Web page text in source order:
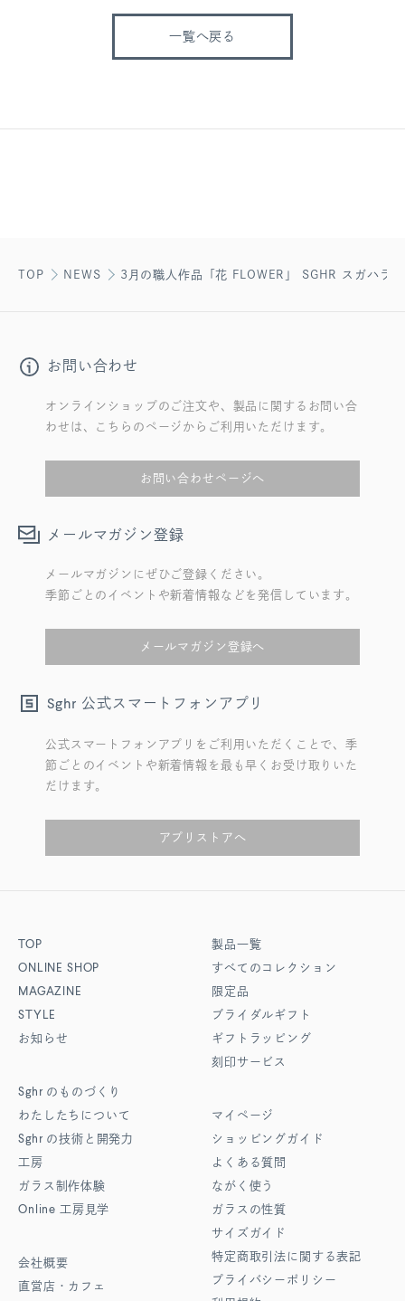
一覧へ戻る
TOP NEWS 3月の職人作品「花 FLOWER」 SGHR スガハラ
お問い合わせ
オンラインショップのご注文や、製品に関するお問い合
わせは、こちらのページからご利用いただけます。
お問い合わせページへ
メールマガジン登録
メールマガジンにぜひご登録ください。
季節ごとのイベントや新着情報などを発信しています。
メールマガジン登録へ
Sghr 公式スマートフォンアプリ
公式スマートフォンアプリをご利用いただくことで、季
節ごとのイベントや新着情報を最も早くお受け取りいた
だけます。
アプリストアへ
TOP
ONLINE SHOP
MAGAZINE
STYLE
お知らせ
Sghr のものづくり
わたしたちについて
Sghr の技術と開発力
工房
ガラス制作体験
Online 工房見学
会社概要
直営店・カフェ
製品一覧
すべてのコレクション
限定品
ブライダルギフト
ギフトラッピング
刻印サービス
マイページ
ショッピングガイド
よくある質問
ながく使う
ガラスの性質
サイズガイド
特定商取引法に関する表記
プライバシーポリシー